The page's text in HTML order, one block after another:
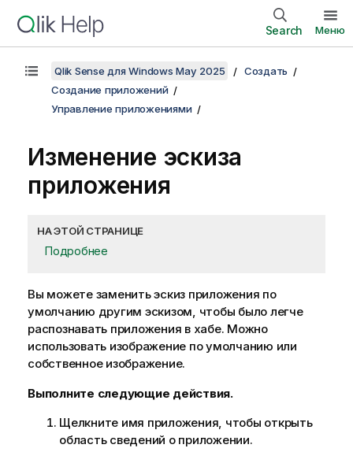
Search Меню
Qlik Sense для Windows May 2025
Создать
Создание приложений
Управление приложениями
Изменение эскиза
приложения
НА ЭТОЙ СТРАНИЦЕ
Подробнее
Вы можете заменить эскиз приложения по
умолчанию другим эскизом, чтобы было легче
распознавать приложения в хабе. Можно
использовать изображение по умолчанию или
собственное изображение.
Выполните следующие действия.
Щелкните имя приложения, чтобы открыть
область сведений о приложении.